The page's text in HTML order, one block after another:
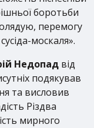
боротьби
перемогу
москаля».
Недопад від
подякував
та висловив
Різдва
мирного